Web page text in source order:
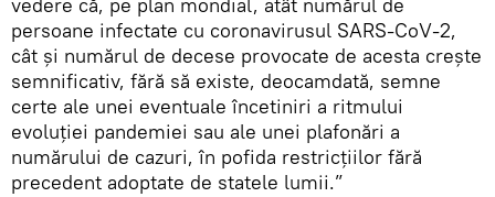
vedere că, pe plan mondial, atât numărul de
persoane infectate cu coronavirusul SARS-CoV-2,
cât și numărul de decese provocate de acesta crește
semnificativ, fără să existe, deocamdată, semne
certe ale unei eventuale încetiniri a ritmului
evoluției pandemiei sau ale unei plafonări a
numărului de cazuri, în pofida restricțiilor fără
precedent adoptate de statele lumii.”